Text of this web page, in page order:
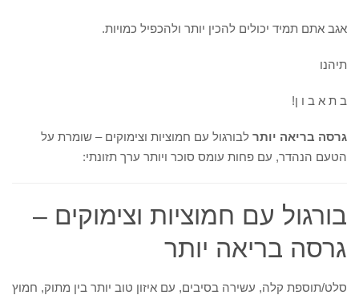
אגב אתם תמיד יכולים להכין יותר ולהכפיל כמויות.
תיהנו
ב ת א ב ו ן!
גרסה בריאה יותר לבורגול עם חמוציות וצימוקים – שומרת על
הטעם הנהדר, עם פחות עומס סוכר ויותר ערך תזונתי:
בורגול עם חמוציות וצימוקים –
גרסה בריאה יותר
סלט/תוספת קלה, עשירה בסיבים, עם איזון טוב יותר בין מתוק, חמוץ